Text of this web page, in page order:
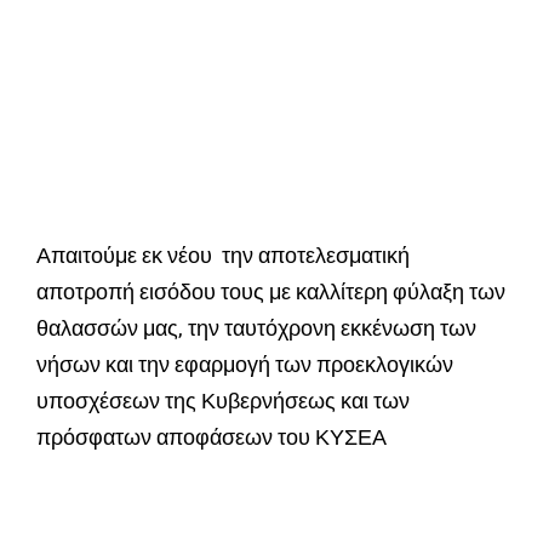
Απαιτούμε εκ νέου την αποτελεσματική
αποτροπή εισόδου τους με καλλίτερη φύλαξη των
θαλασσών μας, την ταυτόχρονη εκκένωση των
νήσων και την εφαρμογή των προεκλογικών
υποσχέσεων της Κυβερνήσεως και των
πρόσφατων αποφάσεων του ΚΥΣΕΑ